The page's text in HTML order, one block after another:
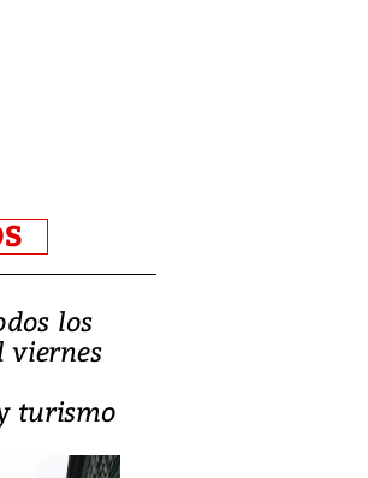
los
viernes
turismo